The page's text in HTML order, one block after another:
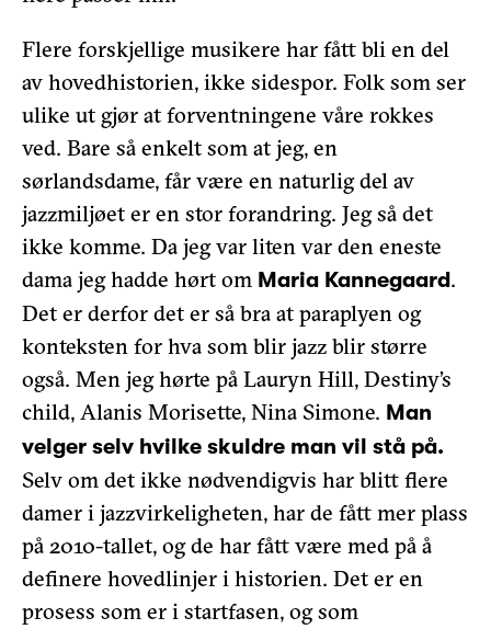
Flere forskjellige musikere har fått bli en del
av hovedhistorien, ikke sidespor. Folk som ser
ulike ut gjør at forventningene våre rokkes
ved. Bare så enkelt som at jeg, en
sørlandsdame, får være en naturlig del av
jazzmiljøet er en stor forandring. Jeg så det
ikke komme. Da jeg var liten var den eneste
dama jeg hadde hørt om Maria Kannegaard.
Det er derfor det er så bra at paraplyen og
konteksten for hva som blir jazz blir større
også. Men jeg hørte på Lauryn Hill, Destiny’s
child, Alanis Morisette, Nina Simone. Man
velger selv hvilke skuldre man vil stå på.
Selv om det ikke nødvendigvis har blitt flere
damer i jazzvirkeligheten, har de fått mer plass
på 2010-tallet, og de har fått være med på å
definere hovedlinjer i historien. Det er en
prosess som er i startfasen, og som